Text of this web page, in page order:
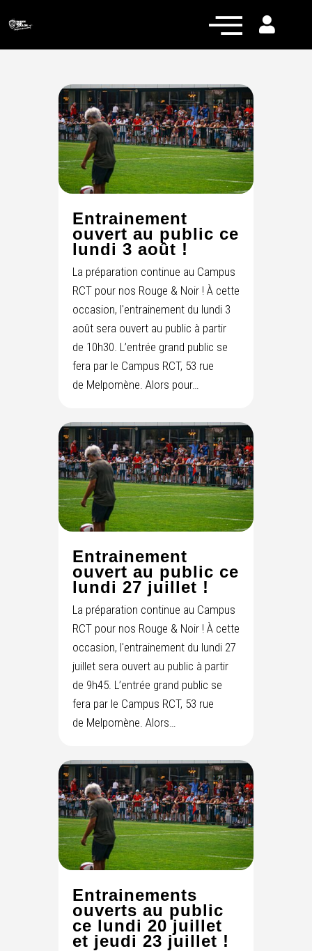
Actualités
Équipe pro
Nos équipes
Fan Zone
RCT Engagé
Entrainement
ouvert au public ce
lundi 3 août !
La préparation continue au Campus
RCT pour nos Rouge & Noir ! À cette
occasion, l'entrainement du lundi 3
août sera ouvert au public à partir
de 10h30. L’entrée grand public se
fera par le Campus RCT, 53 rue
de Melpomène. Alors pour…
Entrainement
ouvert au public ce
lundi 27 juillet !
La préparation continue au Campus
RCT pour nos Rouge & Noir ! À cette
occasion, l'entrainement du lundi 27
juillet sera ouvert au public à partir
de 9h45. L’entrée grand public se
fera par le Campus RCT, 53 rue
de Melpomène. Alors…
Entrainements
ouverts au public
ce lundi 20 juillet
et jeudi 23 juillet !